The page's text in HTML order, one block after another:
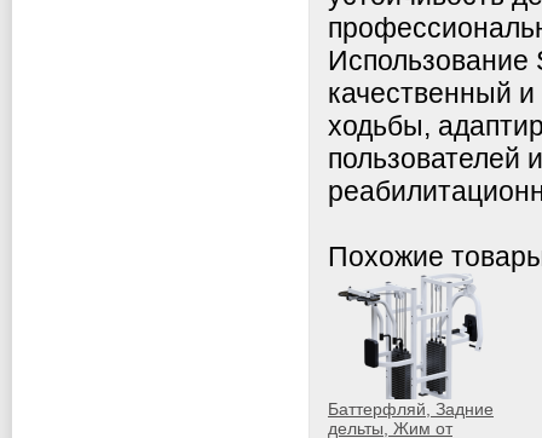
Использование
качественный
ходьбы,
пользователей
Похожие
Баттерфляй, Задние
дельты, Жим от